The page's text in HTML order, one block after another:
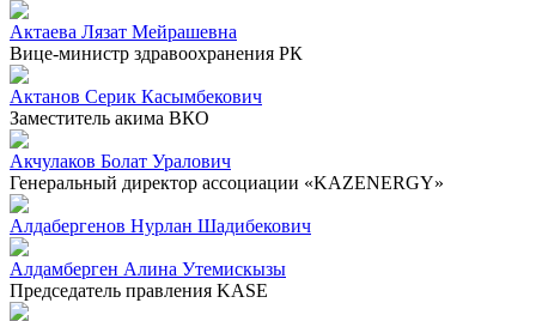
Актаева Лязат Мейрашевна
Вице-министр здравоохранения РК
Актанов Серик Касымбекович
Заместитель акима ВКО
Акчулаков Болат Уралович
Генеральный директор ассоциации «KAZENERGY»
Алдабергенов Нурлан Шадибекович
Алдамберген Алина Утемискызы
Председатель правления KASE